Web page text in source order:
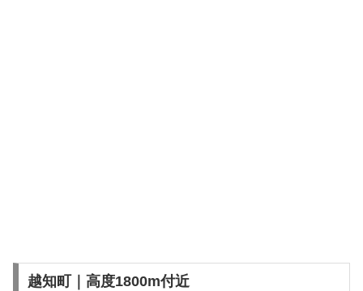
越知町｜高度1800m付近